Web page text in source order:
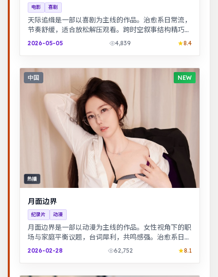
电影 喜剧
天际追缉是一部以喜剧为主线的作品。治愈系日常流，
节奏舒缓，适合放松解压观看。跨时空叙事结构精巧，
前后呼应，二刷可发现更多细节。
2026-05-05 4,839 8.4
中国 NEW
热播
月面边界
纪录片 动漫
月面边界是一部以动漫为主线的作品。女性视角下的职
场与家庭平衡议题，台词犀利，共鸣感强。治愈系日常
流，节奏舒缓，适合放松解压观看。
2026-02-28 62,752 8.1